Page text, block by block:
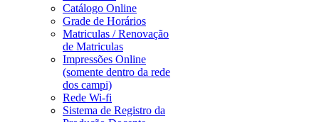
Catálogo Online
Grade de Horários
Matriculas / Renovação
de Matriculas
Impressões Online
(somente dentro da rede
dos campi)
Rede Wi-fi
Sistema de Registro da